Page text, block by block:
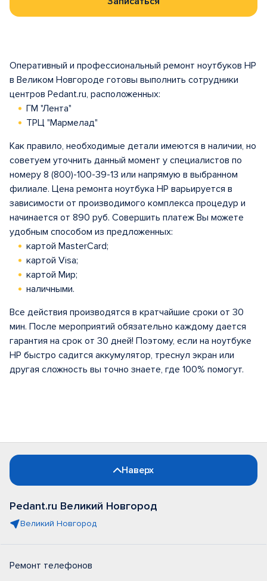
Оперативный и профессиональный ремонт ноутбуков HP
в Великом Новгороде готовы выполнить сотрудники
центров Pedant.ru, расположенных:
ГМ "Лента"
ТРЦ "Мармелад"
Как правило, необходимые детали имеются в наличии, но
советуем уточнить данный момент у специалистов по
номеру 8 (800)-100-39-13 или напрямую в выбранном
филиале. Цена ремонта ноутбука HP варьируется в
зависимости от производимого комплекса процедур и
начинается от 890 руб. Совершить платеж Вы можете
удобным способом из предложенных:
картой MasterCard;
картой Visa;
картой Мир;
наличными.
Все действия производятся в кратчайшие сроки от 30
мин. После мероприятий обязательно каждому дается
гарантия на срок от 30 дней! Поэтому, если на ноутбуке
HP быстро садится аккумулятор, треснул экран или
другая сложность вы точно знаете, где 100% помогут.
Наверх
Pedant.ru Великий Новгород
Великий Новгород
Ремонт телефонов